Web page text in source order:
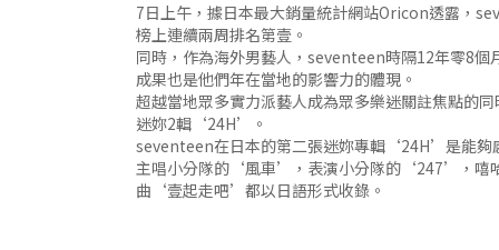
7日上午，據日本最大銷量統計網站Oricon透露，
榜上連續兩周排名第壹。
同時，作為海外男藝人，seventeen時隔12年零8
成果也是他們年在當地的影響力的體現。
超越當地眾多實力派藝人成為眾多樂迷關註焦點的
迷妳2輯‘24H’。
seventeen在日本的第二張迷妳專輯‘24H’是能夠
主唱小分隊的‘風車’，表演小分隊的‘247’，
曲‘壹起走吧’都以日語形式收錄。